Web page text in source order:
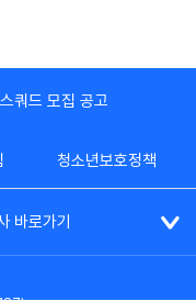
쿼드 모집 공고
청소년보호정책
바로가기